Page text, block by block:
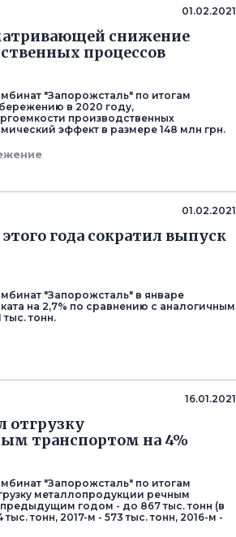
01.02.2021
снижение
процессов
"Запорожсталь" по итогам
в 2020 году,
производственных
эффект в размере 148 млн грн.
01.02.2021
года сократил выпуск
"Запорожсталь" в январе
на 2,7% по сравнению с аналогичным
тонн.
16.01.2021
отгрузку
транспортом на 4%
"Запорожсталь" по итогам
металлопродукции речным
годом - до 867 тыс. тонн (в
тонн, 2017-м - 573 тыс. тонн, 2016-м -